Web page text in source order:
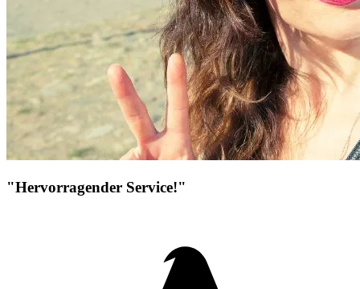
"Hervorragender Service!"